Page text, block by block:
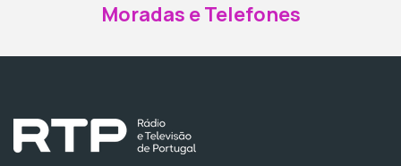
Moradas e Telefones